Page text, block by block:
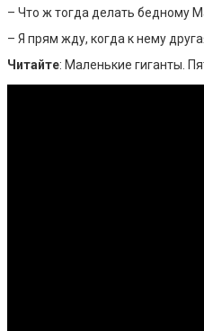
– Что ж тогда делать бедному
– Я прям жду, когда к нему
Читайте: Маленькие гиганты.